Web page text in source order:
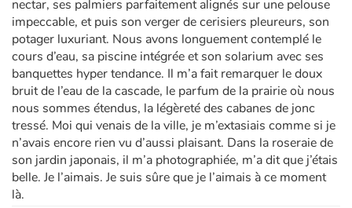
nectar, ses palmiers parfaitement alignés sur une pelouse
impeccable, et puis son verger de cerisiers pleureurs, son
potager luxuriant. Nous avons longuement contemplé le
cours d’eau, sa piscine intégrée et son solarium avec ses
banquettes hyper tendance. Il m’a fait remarquer le doux
bruit de l’eau de la cascade, le parfum de la prairie où nous
nous sommes étendus, la légèreté des cabanes de jonc
tressé. Moi qui venais de la ville, je m’extasiais comme si je
n’avais encore rien vu d’aussi plaisant. Dans la roseraie de
son jardin japonais, il m’a photographiée, m’a dit que j’étais
belle. Je l’aimais. Je suis sûre que je l’aimais à ce moment
là.